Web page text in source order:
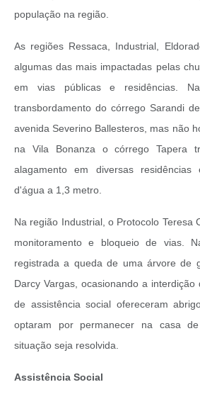
população na região.
As regiões Ressaca, Industrial,
algumas das mais impactadas pelas
em vias públicas e residências.
transbordamento do córrego Sarandi
avenida Severino Ballesteros, mas não
na Vila Bonanza o córrego Tapera
alagamento em diversas
d'água a 1,3 metro.
Na região Industrial, o Protocolo Teresa
monitoramento e bloqueio de vias.
registrada a queda de uma árvore de
Darcy Vargas, ocasionando a
de assistência social ofereceram
optaram por permanecer na casa
situação seja resolvida.
Assistência Social